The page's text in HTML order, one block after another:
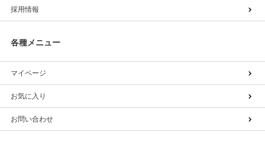
採用情報
各種メニュー
マイページ
お気に入り
お問い合わせ